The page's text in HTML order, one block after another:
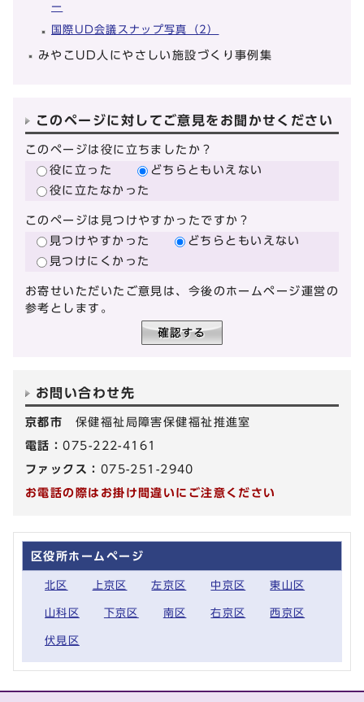
ー
国際UD会議スナップ写真（2）
みやこUD人にやさしい施設づくり事例集
このページに対してご意見をお聞かせください
このページは役に立ちましたか？
役に立った
どちらともいえない
役に立たなかった
このページは見つけやすかったですか？
見つけやすかった
どちらともいえない
見つけにくかった
お寄せいただいたご意見は、今後のホームページ運営の
参考とします。
お問い合わせ先
京都市 保健福祉局障害保健福祉推進室
電話：075-222-4161
ファックス： 075-251-2940
お電話の際はお掛け間違いにご注意ください
区役所ホームページ
北区 上京区 左京区 中京区 東山区
山科区 下京区 南区 右京区 西京区
伏見区